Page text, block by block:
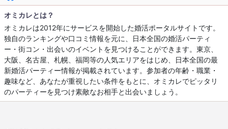
オミカレとは？
オミカレは2012年にサービスを開始した婚活ポータルサイトです。
独自のランキングや口コミ情報を元に、日本全国の婚活パーティ
ー・街コン・出会いのイベントを見つけることができます。東京、
大阪、名古屋、札幌、福岡等の人気エリアをはじめ、日本全国の最
新婚活パーティー情報が掲載されています。参加者の年齢・職業・
趣味など、あなたが重視したい条件をもとに、オミカレでピッタリ
のパーティーを見つけ素敵なお相手と出会いましょう。